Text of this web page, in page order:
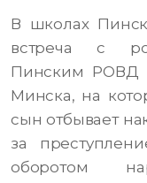
В школах
встреча с
Пинским РОВД
Минска, на
сын отбывает
за
оборотом